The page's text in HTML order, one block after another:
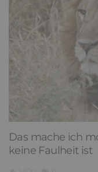
Das mache ich
keine Faulheit ist